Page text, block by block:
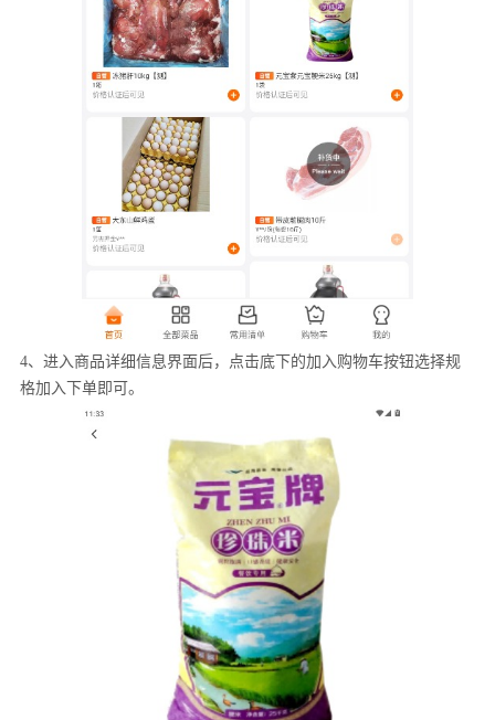
4、进入商品详细信息界面后，点击底下的加入购物车按钮选择规
格加入下单即可。